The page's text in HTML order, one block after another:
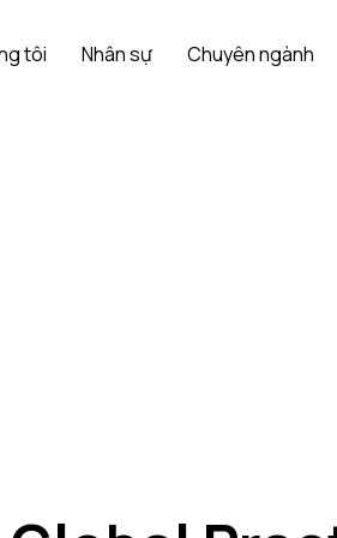
tôi Nhân sự Chuyên ngành